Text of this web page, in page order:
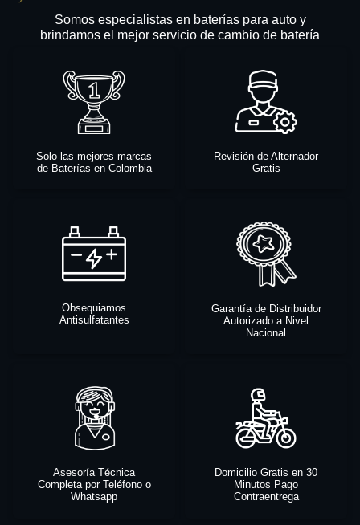
Somos especialistas en baterías para auto y
brindamos el mejor servicio de cambio de batería
Solo las mejores marcas
de Baterías en Colombia
Revisión de Alternador
Gratis
Obsequiamos
Antisulfatantes
Garantía de Distribuidor
Autorizado a Nivel
Nacional
Asesoría Técnica
Completa por Teléfono o
Whatsapp
Domicilio Gratis en 30
Minutos Pago
Contraentrega